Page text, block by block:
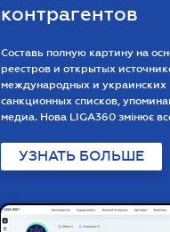
контрагентов
Составь полную картину на
реестров и открытых
международных и украинских
санкционных списков,
медиа. Нова LIGA360 змінює
УЗНАТЬ БОЛЬШЕ